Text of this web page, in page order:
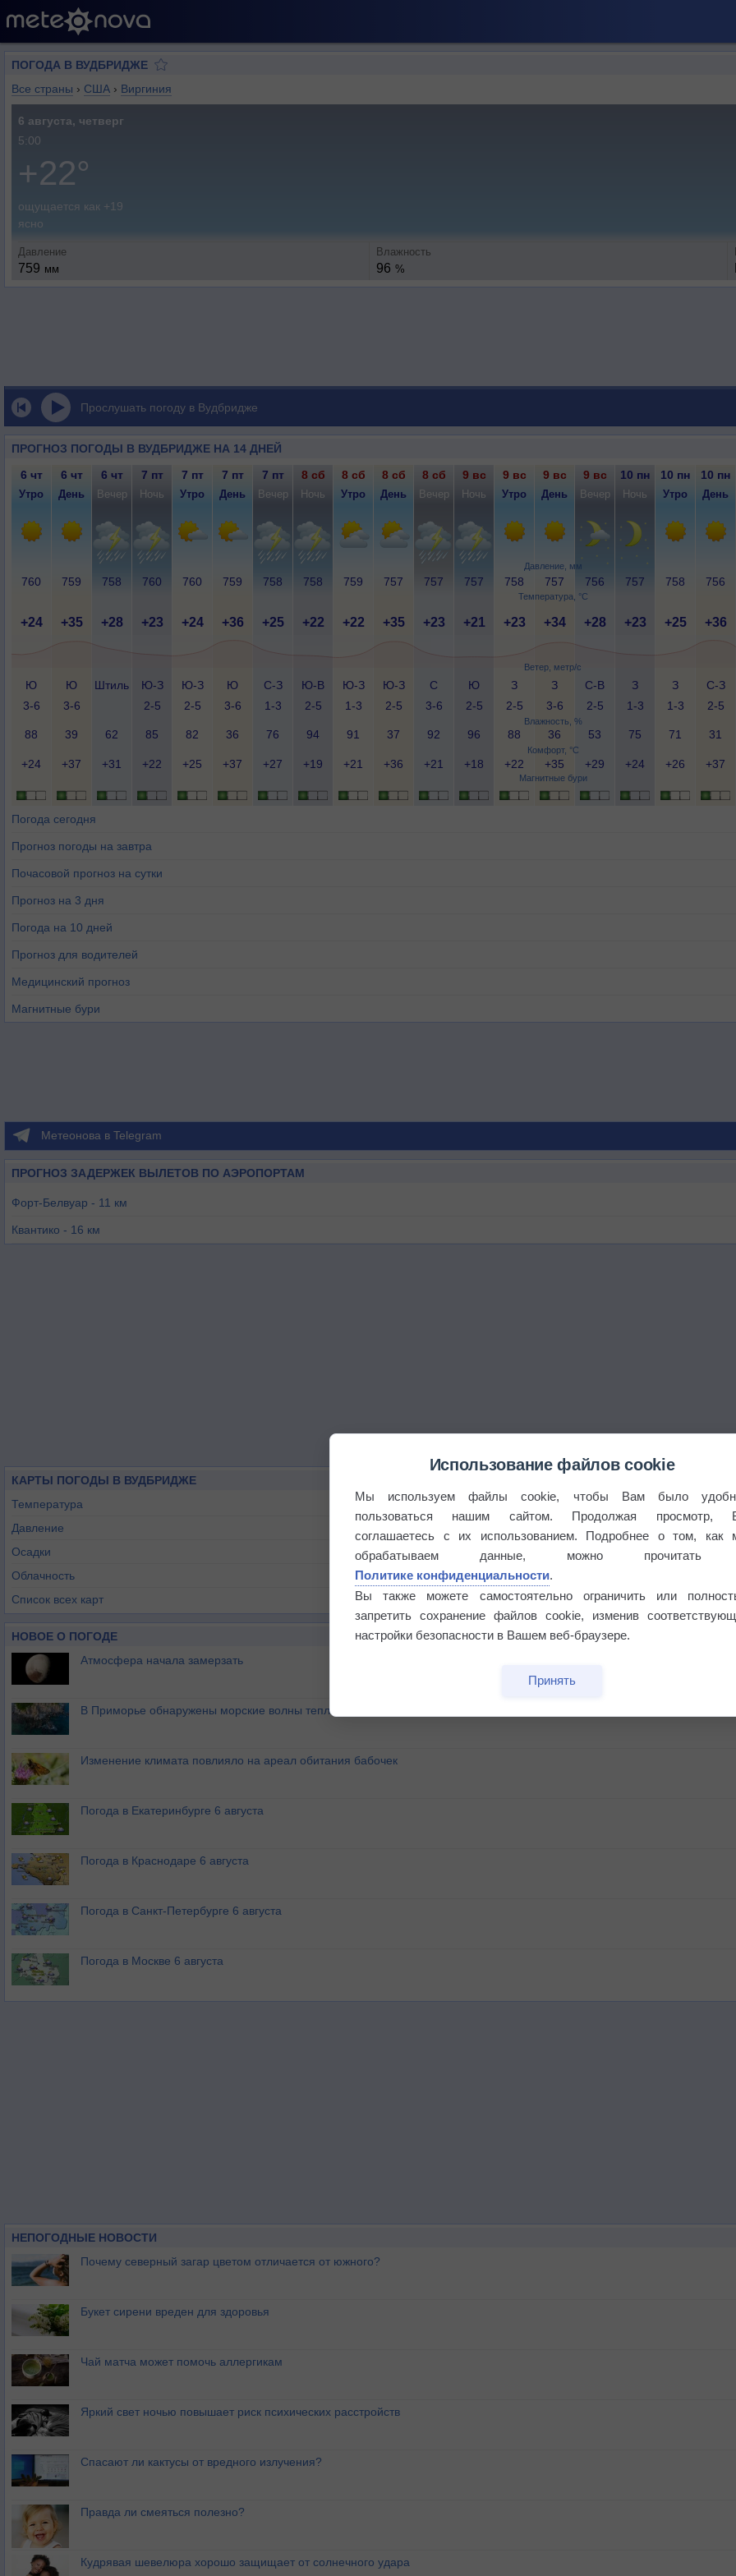
ПОГОДА В ВУДБРИДЖЕ
Все страны › США › Виргиния
6 августа, четверг
5:00
+22°
ощущается как +19
ясно
Давление
759 мм
Влажность
96 %
Прослушать погоду в Вудбридже
ПРОГНОЗ ПОГОДЫ В ВУДБРИДЖЕ НА 14 ДНЕЙ
Давление, мм
Температура, °C
Ветер, метр/с
Влажность, %
Комфорт, °C
Магнитные бури
6 чт 6 чт 6 чт 7 пт 7 пт 7 пт 7 пт 8 сб 8 сб 8 сб 8 сб 9 вс 9 вс 9 вс 9 вс 10 пн 10 пн 10 пн
Утро День Вечер Ночь Утро День Вечер Ночь Утро День Вечер Ночь Утро День Вечер Ночь Утро День
760 759 758 760 760 759 758 758 759 757 757 757 758 757 756 757 758 756
+24 +35 +28 +23 +24 +36 +25 +22 +22 +35 +23 +21 +23 +34 +28 +23 +25 +36
Ю
3-6
Ю
3-6
Штиль
Ю-З
2-5
Ю-З
2-5
Ю
3-6
С-З
1-3
Ю-В
2-5
Ю-З
1-3
Ю-З
2-5
С
3-6
Ю
2-5
З
2-5
З
3-6
С-В
2-5
З
1-3
З
1-3
С-З
2-5
88 39 62 85 82 36 76 94 91 37 92 96 88 36 53 75 71 31
+24 +37 +31 +22 +25 +37 +27 +19 +21 +36 +21 +18 +22 +35 +29 +24 +26 +37
Погода сегодня
Прогноз погоды на завтра
Почасовой прогноз на сутки
Прогноз на 3 дня
Погода на 10 дней
Прогноз для водителей
Медицинский прогноз
Магнитные бури
Метеонова в Telegram
ПРОГНОЗ ЗАДЕРЖЕК ВЫЛЕТОВ ПО АЭРОПОРТАМ
Форт-Белвуар - 11 км
Квантико - 16 км
КАРТЫ ПОГОДЫ В ВУДБРИДЖЕ
Температура
Давление
Осадки
Облачность
Список всех карт
НОВОЕ О ПОГОДЕ
Атмосфера начала замерзать
В Приморье обнаружены морские волны тепла
Изменение климата повлияло на ареал обитания бабочек
Погода в Екатеринбурге 6 августа
Погода в Краснодаре 6 августа
Погода в Санкт-Петербурге 6 августа
Погода в Москве 6 августа
НЕПОГОДНЫЕ НОВОСТИ
Почему северный загар цветом отличается от южного?
Букет сирени вреден для здоровья
Чай матча может помочь аллергикам
Яркий свет ночью повышает риск психических расстройств
Спасают ли кактусы от вредного излучения?
Правда ли смеяться полезно?
Кудрявая шевелюра хорошо защищает от солнечного удара
Использование файлов cookie
Мы используем файлы cookie, чтобы Вам было
пользоваться нашим сайтом. Продолжая просмотр,
соглашаетесь с их использованием. Подробнее о том, как
обрабатываем данные, можно прочитать
Политике конфиденциальности.
Вы также можете самостоятельно ограничить или
запретить сохранение файлов cookie, изменив
настройки безопасности в Вашем веб-браузере.
Принять